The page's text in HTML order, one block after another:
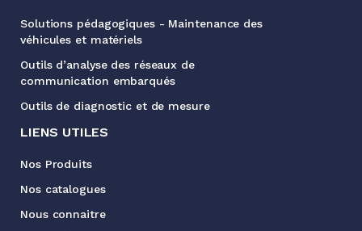
Solutions pédagogiques - Maintenance des
véhicules et matériels
Outils d’analyse des réseaux de
communication embarqués
Outils de diagnostic et de mesure
LIENS UTILES
Nos Produits
Nos catalogues
Nous connaitre